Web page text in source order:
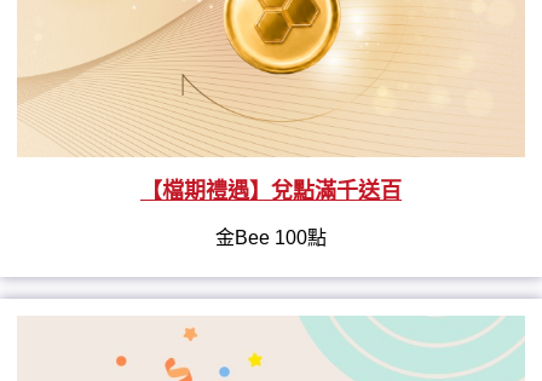
【檔期禮遇】兌點滿千送百
金Bee 100點